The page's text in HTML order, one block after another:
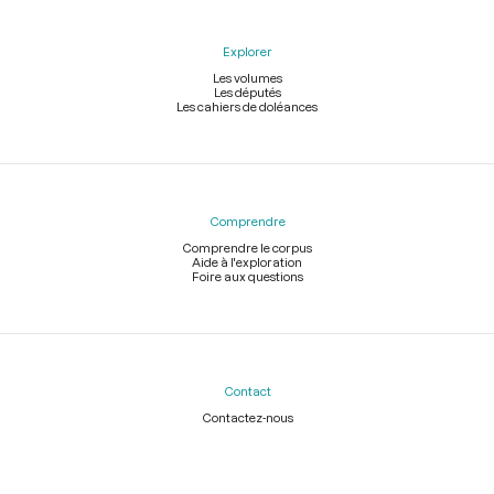
Explorer
Les volumes
Les députés
Les cahiers de doléances
Comprendre
Comprendre le corpus
Aide à l'exploration
Foire aux questions
Contact
Contactez-nous